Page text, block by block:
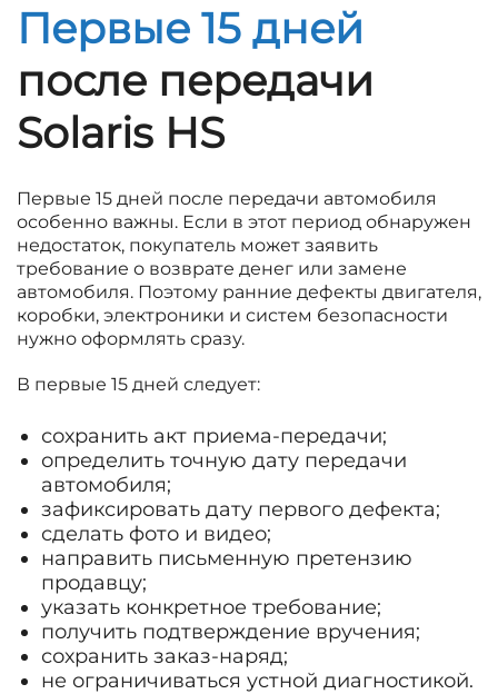
Первые 15 дней
после передачи
Solaris HS
Первые 15 дней после передачи автомобиля
особенно важны. Если в этот период обнаружен
недостаток, покупатель может заявить
требование о возврате денег или замене
автомобиля. Поэтому ранние дефекты двигателя,
коробки, электроники и систем безопасности
нужно оформлять сразу.
В первые 15 дней следует:
сохранить акт приема-передачи;
определить точную дату передачи
автомобиля;
зафиксировать дату первого дефекта;
сделать фото и видео;
направить письменную претензию
продавцу;
указать конкретное требование;
получить подтверждение вручения;
сохранить заказ-наряд;
не ограничиваться устной диагностикой.